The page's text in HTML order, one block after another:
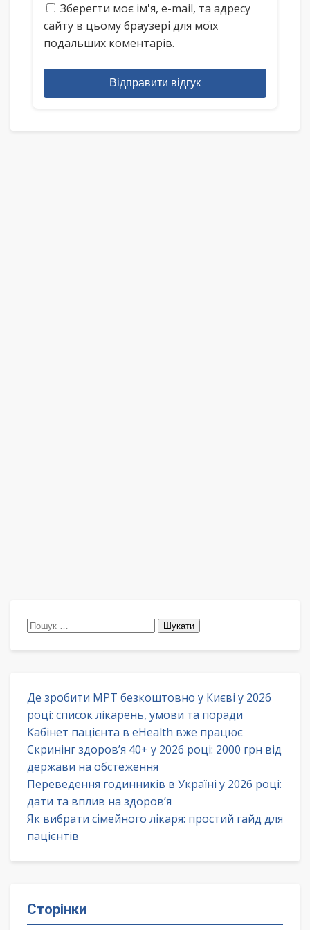
Зберегти моє ім'я, e-mail, та адресу
сайту в цьому браузері для моїх
подальших коментарів.
Відправити відгук
Пошук:
Де зробити МРТ безкоштовно у Києві у 2026
році: список лікарень, умови та поради
Кабінет пацієнта в eHealth вже працює
Скринінг здоров’я 40+ у 2026 році: 2000 грн від
держави на обстеження
Переведення годинників в Україні у 2026 році:
дати та вплив на здоров’я
Як вибрати сімейного лікаря: простий гайд для
пацієнтів
Сторінки